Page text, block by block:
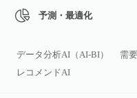
予測・最適化
データ分析AI（AI‑BI） 需
レコメンドAI